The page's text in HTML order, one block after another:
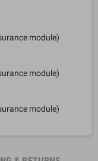
module)
module)
module)